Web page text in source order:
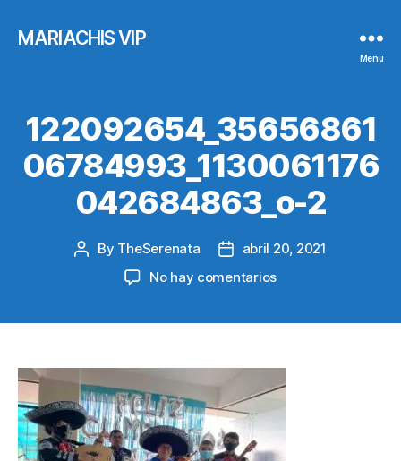
MARIACHIS VIP
Menu
122092654_35656861
06784993_1130061176
042684863_o-2
Post
By TheSerenata
Post
date
abril 20, 2021
No hay comentariosen